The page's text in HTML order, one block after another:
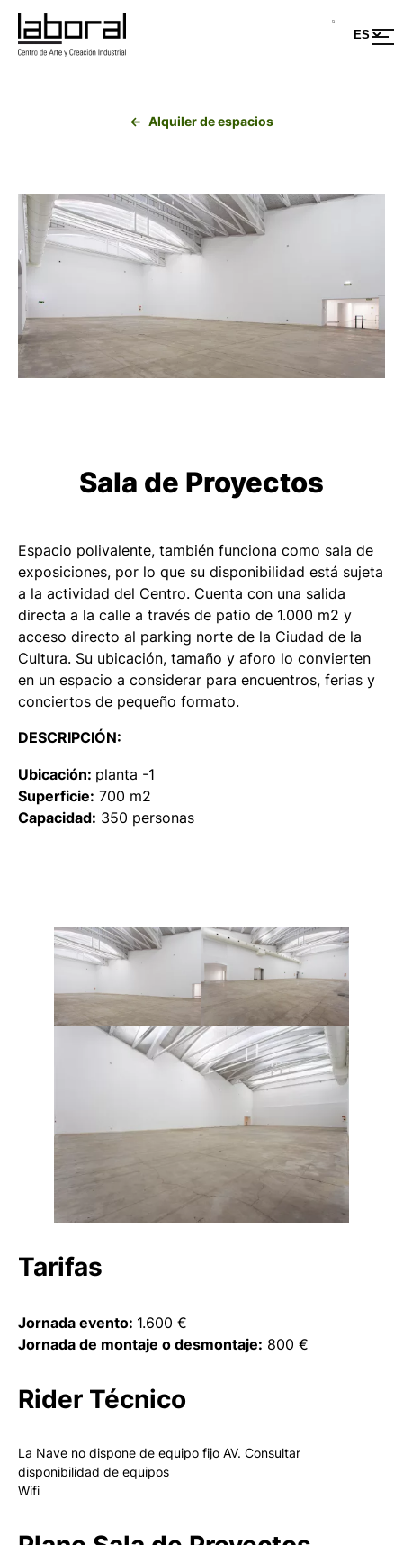
Saltar
contenido
Alquiler de espacios
Sala de Proyectos
Espacio polivalente, también funciona como sala de
exposiciones, por lo que su disponibilidad está sujeta
a la actividad del Centro. Cuenta con una salida
directa a la calle a través de patio de 1.000 m2 y
acceso directo al parking norte de la Ciudad de la
Cultura. Su ubicación, tamaño y aforo lo convierten
en un espacio a considerar para encuentros, ferias y
conciertos de pequeño formato.
DESCRIPCIÓN:
Ubicación: planta -1
Superficie: 700 m2
Capacidad: 350 personas
Tarifas
Jornada evento: 1.600 €
Jornada de montaje o desmontaje: 800 €
Rider Técnico
La Nave no dispone de equipo fijo AV. Consultar
disponibilidad de equipos
Wifi